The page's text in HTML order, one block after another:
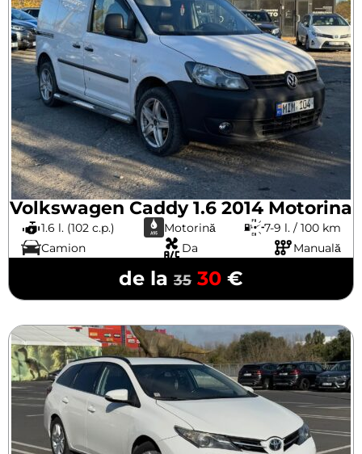
Volkswagen Caddy 1.6 2014 Motorina
1.6 l. (102 c.p.) Motorină
7-9 l. / 100 km
Camion
Da Manuală
de la 35 30 €